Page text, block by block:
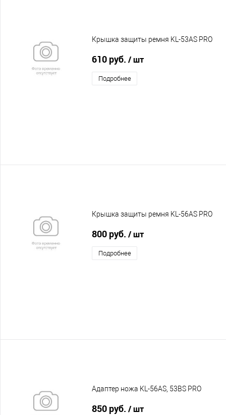
Крышка защиты ремня KL-53AS PRO
610 руб. / шт
Подробнее
Крышка защиты ремня KL-56AS PRO
800 руб. / шт
Подробнее
Адаптер ножа KL-56AS, 53BS PRO
850 руб. / шт